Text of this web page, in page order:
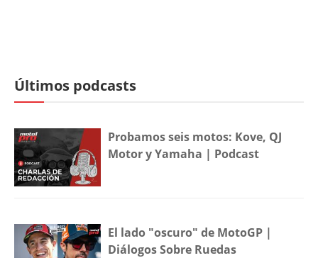
Últimos podcasts
Probamos seis motos: Kove, QJ
Motor y Yamaha | Podcast
El lado "oscuro" de MotoGP |
Diálogos Sobre Ruedas